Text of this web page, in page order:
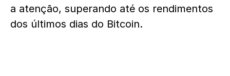
a atenção, superando até os rendimentos
dos últimos dias do Bitcoin.